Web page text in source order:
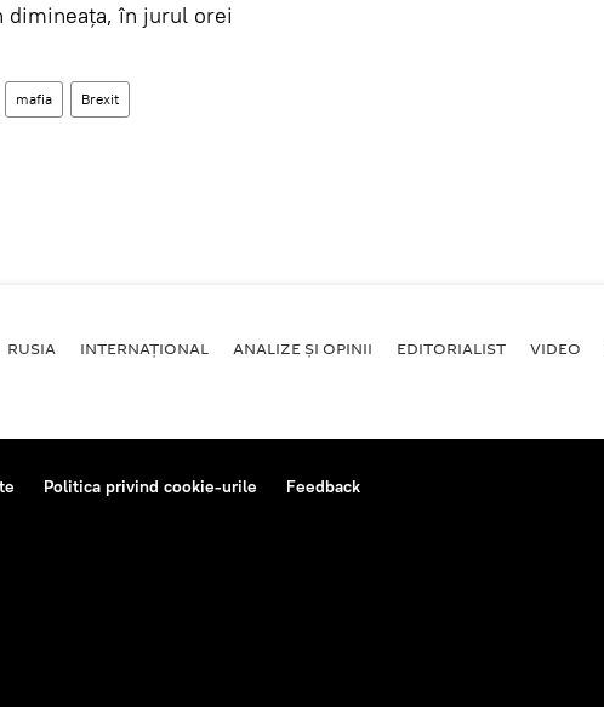
dimineața, în jurul orei
mafia Brexit
RUSIA INTERNAŢIONAL ANALIZE ȘI OPINII EDITORIALIST VIDEO
Politica privind cookie-urile Feedback